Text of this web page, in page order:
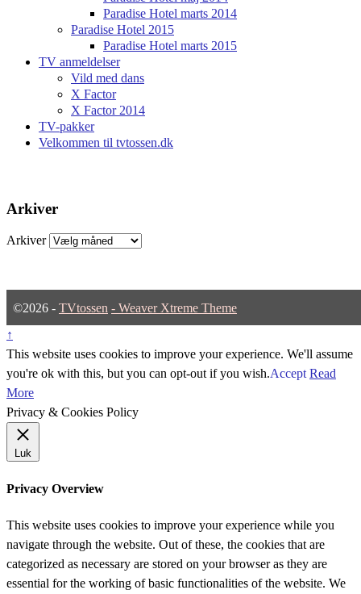
Paradise Hotel marts 2014
Paradise Hotel 2015
Paradise Hotel marts 2015
TV anmeldelser
Vild med dans
X Factor
X Factor 2014
TV-pakker
Velkommen til tvtossen.dk
Arkiver
Arkiver
©2026 - TVtossen - Weaver Xtreme Theme
↑
This website uses cookies to improve your experience. We'll assume
you're ok with this, but you can opt-out if you wish.Accept Read
More
Privacy & Cookies Policy
Luk
Privacy Overview
This website uses cookies to improve your experience while you
navigate through the website. Out of these, the cookies that are
categorized as necessary are stored on your browser as they are
essential for the working of basic functionalities of the website. We